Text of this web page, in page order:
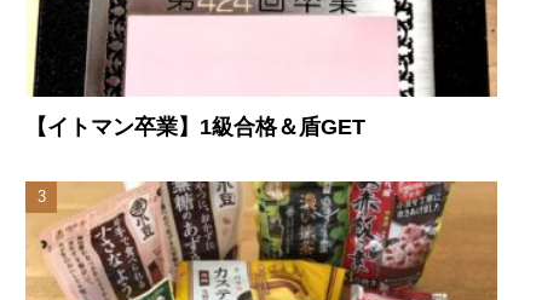
【イトマン卒業】1級合格＆盾GET